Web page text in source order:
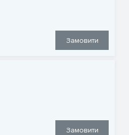
Замовити
Замовити